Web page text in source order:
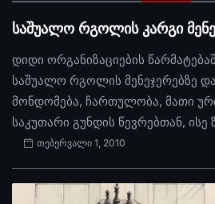
საშუალო რგოლის კარგი
დიდი ორგანიზაციების
საშუალო რგოლის მენეჯერებზე
მონდომება, ჩართულობა, მათი
საკუთარი გუნდის წევრებთან, ისე
თებერვალი 1, 2010